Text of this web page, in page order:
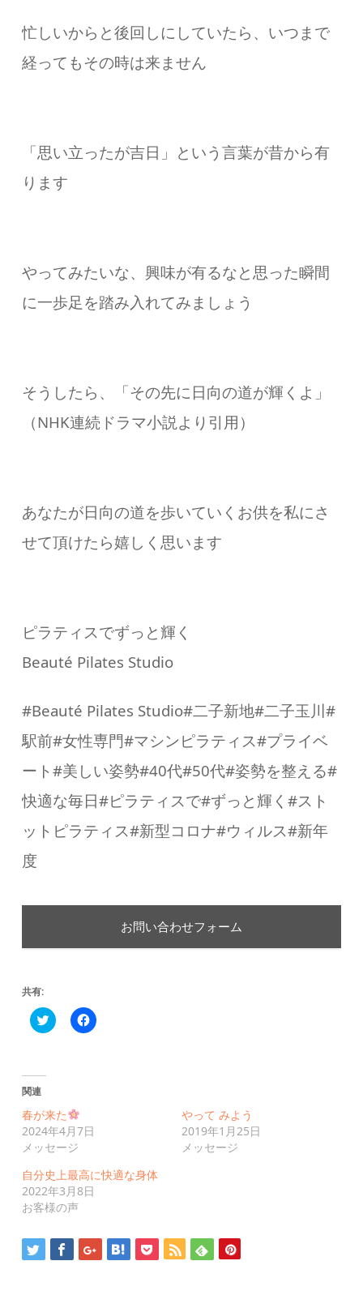
忙しいからと後回しにしていたら、いつまで
経ってもその時は来ません
「思い立ったが吉日」という言葉が昔から有
ります
やってみたいな、興味が有るなと思った瞬間
に一歩足を踏み入れてみましょう
そうしたら、「その先に日向の道が輝くよ」
（NHK連続ドラマ小説より引用）
あなたが日向の道を歩いていくお供を私にさ
せて頂けたら嬉しく思います
ピラティスでずっと輝く
Beauté Pilates Studio
#Beauté Pilates Studio#二子新地#二子玉川#
駅前#女性専門#マシンピラティス#プライベ
ート#美しい姿勢#40代#50代#姿勢を整える#
快適な毎日#ピラティスで#ずっと輝く#スト
ットピラティス#新型コロナ#ウィルス#新年
度
お問い合わせフォーム
共有:
ク
リ
有
(新
し
い
ウ
ン
ド
ウ
で
開
ま
す)
Facebook
で
ッ
ク
だ
さ
い
ウ
ィ
ン
関連
春が来た
2024年4月7日
メッセージ
やって みよう
2019年1月25日
メッセージ
自分史上最高に快適な身体
2022年3月8日
お客様の声